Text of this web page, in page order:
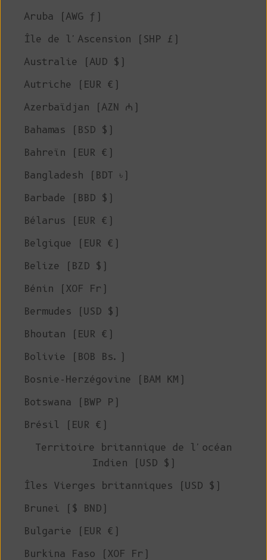
Aruba (AWG ƒ)
Île de l'Ascension (SHP £)
Australie (AUD $)
Autriche (EUR €)
Azerbaïdjan (AZN ₼)
Bahamas (BSD $)
Bahreïn (EUR €)
Bangladesh (BDT ৳)
Barbade (BBD $)
Bélarus (EUR €)
Belgique (EUR €)
Belize (BZD $)
Bénin (XOF Fr)
Bermudes (USD $)
Bhoutan (EUR €)
Bolivie (BOB Bs.)
Bosnie-Herzégovine (BAM КМ)
Botswana (BWP P)
Brésil (EUR €)
Territoire britannique de l'océan
Indien (USD $)
Îles Vierges britanniques (USD $)
Brunei ($ BND)
Bulgarie (EUR €)
Burkina Faso (XOF Fr)